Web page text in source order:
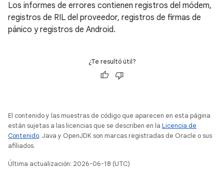
Los informes de errores contienen registros del módem,
registros de RIL del proveedor, registros de firmas de
pánico y registros de Android.
¿Te resultó útil?
El contenido y las muestras de código que aparecen en esta página
están sujetas a las licencias que se describen en la Licencia de
Contenido. Java y OpenJDK son marcas registradas de Oracle o sus
afiliados.
Última actualización: 2026-06-18 (UTC)